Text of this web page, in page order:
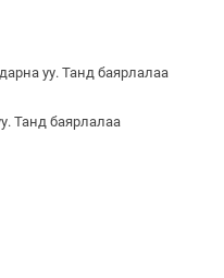
уу. Танд баярлалаа
Танд баярлалаа